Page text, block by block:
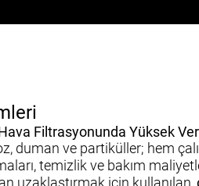
Filtrasyonunda Yüksek
duman ve partiküller; hem
temizlik ve bakım
uzaklaştırmak için kullanılan,